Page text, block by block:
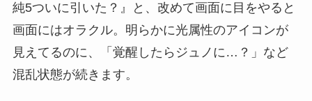
純5ついに引いた？』と、改めて画面に目をやると
画面にはオラクル。明らかに光属性のアイコンが
見えてるのに、「覚醒したらジュノに…？」など
混乱状態が続きます。